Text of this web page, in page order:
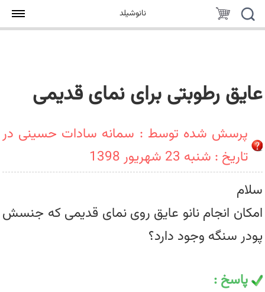
نانوشیلد
عایق رطوبتی برای نمای قدیمی
پرسش شده توسط : سمانه سادات حسینی در
تاریخ : شنبه 23 شهریور 1398
سلام
امکان انجام نانو عایق روی نمای قدیمی که جنسش
پودر سنگه وجود دارد؟
پاسخ :
جستجو
سبد